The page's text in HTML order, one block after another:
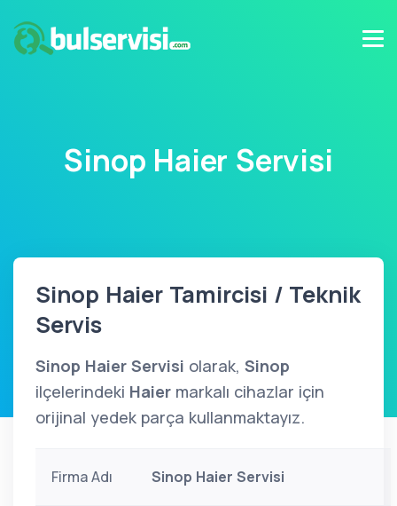
Sinop Haier Servisi
Sinop Haier Tamircisi / Teknik
Servis
Sinop Haier Servisi olarak, Sinop
ilçelerindeki Haier markalı cihazlar için
orijinal yedek parça kullanmaktayız.
Firma Adı Sinop Haier Servisi